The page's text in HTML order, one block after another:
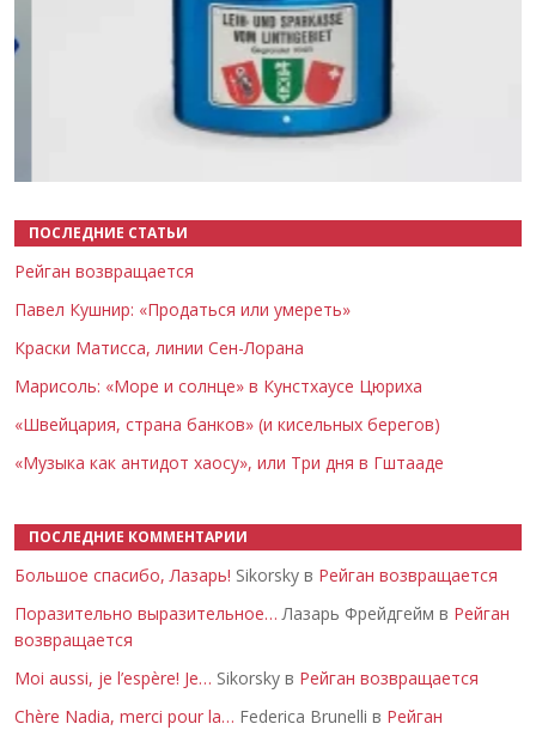
ПОСЛЕДНИЕ СТАТЬИ
Рейган возвращается
Павел Кушнир: «Продаться или умереть»
Краски Матисса, линии Сен-Лорана
Марисоль: «Море и солнце» в Кунстхаусе Цюриха
«Швейцария, страна банков» (и кисельных берегов)
«Музыка как антидот хаосу», или Три дня в Гштааде
ПОСЛЕДНИЕ КОММЕНТАРИИ
Большое спасибо, Лазарь! Sikorsky в Рейган возвращается
Поразительно выразительное… Лазарь Фрейдгейм в Рейган
возвращается
Moi aussi, je l’espère! Je… Sikorsky в Рейган возвращается
Chère Nadia, merci pour la… Federica Brunelli в Рейган